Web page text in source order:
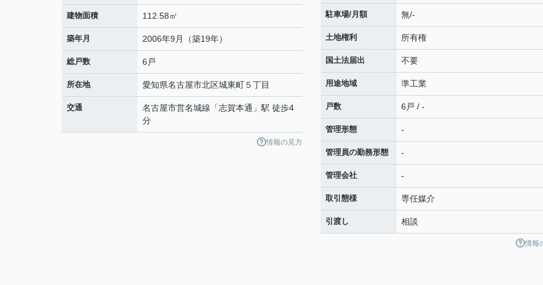
建物面積 112.58㎡
築年月 2006年9月（築19年）
総戸数 6戸
所在地 愛知県名古屋市北区城東町５丁目
交通 名古屋市営名城線 「志賀本通 」駅 徒歩4
分
情報の見方
駐車場/月額 無/-
土地権利 所有権
国土法届出 不要
用途地域 準工業
戸数 6戸 / -
管理形態 -
管理員の勤務形態 -
管理会社 -
取引態様 専任媒介
引渡し 相談
情報